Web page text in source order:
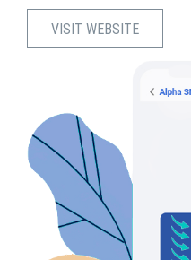
VISIT WEBSITE